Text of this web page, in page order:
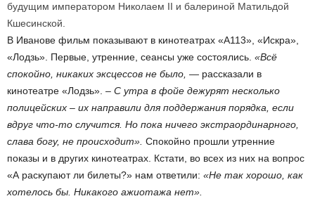
будущим императором Николаем II и балериной Матильдой
Кшесинской.
В Иванове фильм показывают в кинотеатрах «А113», «Искра»,
«Лодзь». Первые, утренние, сеансы уже состоялись. «Всё
спокойно, никаких эксцессов не было, — рассказали в
кинотеатре «Лодзь». – С утра в фойе дежурят несколько
полицейских – их направили для поддержания порядка, если
вдруг что-то случится. Но пока ничего экстраординарного,
слава богу, не происходит». Спокойно прошли утренние
показы и в других кинотеатрах. Кстати, во всех из них на вопрос
«А раскупают ли билеты?» нам ответили: «Не так хорошо, как
хотелось бы. Никакого ажиотажа нет».